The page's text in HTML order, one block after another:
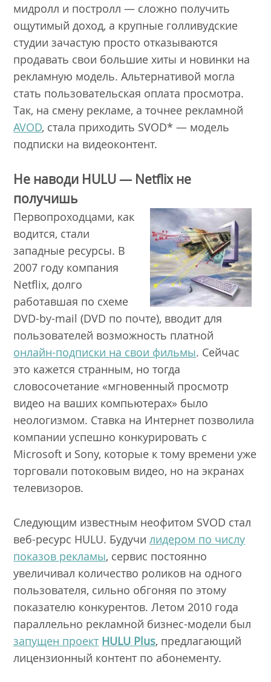
мидролл и постролл — сложно получить
ощутимый доход, а крупные голливудские
студии зачастую просто отказываются
продавать свои большие хиты и новинки на
рекламную модель. Альтернативой могла
стать пользовательская оплата просмотра.
Так, на смену рекламе, а точнее рекламной
AVOD, стала приходить SVOD* — модель
подписки на видеоконтент.
Не наводи HULU — Netflix не
получишь
Первопроходцами, как
водится, стали
западные ресурсы. В
2007 году компания
Netflix, долго
работавшая по схеме
DVD-by-mail (DVD по почте), вводит для
пользователей возможность платной
онлайн-подписки на свои фильмы. Сейчас
это кажется странным, но тогда
словосочетание «мгновенный просмотр
видео на ваших компьютерах» было
неологизмом. Ставка на Интернет позволила
компании успешно конкурировать с
Microsoft и Sony, которые к тому времени уже
торговали потоковым видео, но на экранах
телевизоров.
Следующим известным неофитом SVOD стал
веб-ресурс HULU. Будучилидером по числу
показов рекламы, сервис постоянно
увеличивал количество роликов на одного
пользователя, сильно обгоняя по этому
показателю конкурентов. Летом 2010 года
параллельно рекламной бизнес-модели был
запущен проект HULU Plus, предлагающий
лицензионный контент по абонементу.